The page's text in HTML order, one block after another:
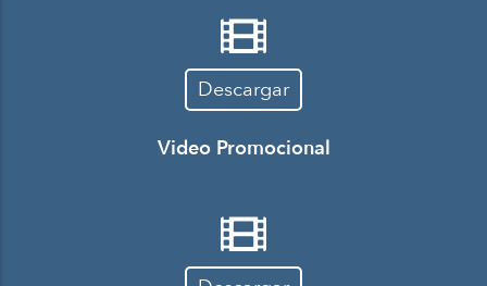
Descargar
Video Promocional